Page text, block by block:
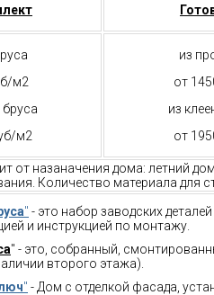
м2
бруса
м2
из
от
из
от
от назаначения дома: летний
Количество материала для
" - это набор заводских
и инструкцией по монтажу.
" - это, собранный,
второго этажа).
" - Дом с отделкой фасада,